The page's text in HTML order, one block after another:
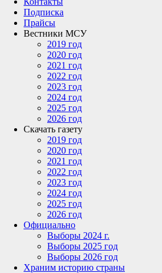
Подписка
Прайсы
Вестники МСУ
2019 год
2020 год
2021 год
2022 год
2023 год
2024 год
2025 год
2026 год
Скачать газету
2019 год
2020 год
2021 год
2022 год
2023 год
2024 год
2025 год
2026 год
Официально
Выборы 2024 г.
Выборы 2025 год
Выборы 2026 год
Храним историю страны